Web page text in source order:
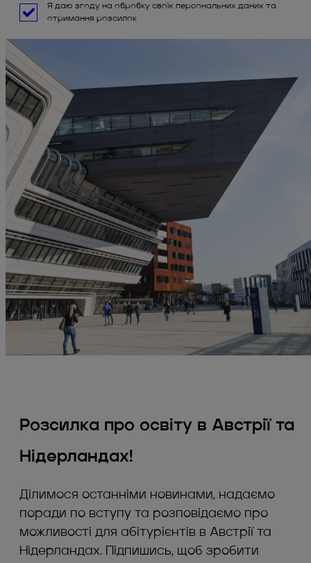
Я даю згоду на обробку своїх персональних даних та
отримання розсилок
Розсилка про освіту в Австрії та
Нідерландах!
Ділимося останніми новинами, надаємо
поради по вступу та розповідаємо про
можливості для абітурієнтів в Австрії та
Нідерландах. Підпишись, щоб зробити